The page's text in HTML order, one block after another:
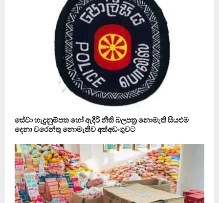
සේවා හැදුනුම්පත හෝ ඇදිරි නීති බලපත්‍ර නොමැති සියළුම
දෙනා වරෙන්තු නොමැතිව අත්අඩංගුවට